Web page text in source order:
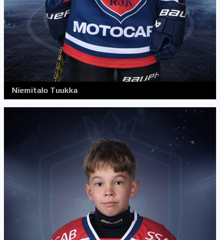
Niemitalo Tuukka